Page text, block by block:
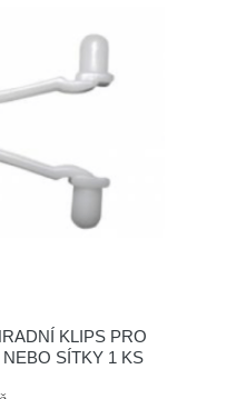
KLIPS PRO
SÍTKY 1 KS